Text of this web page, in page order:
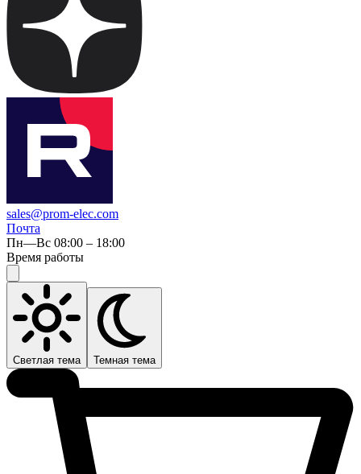
sales@prom-elec.com
Почта
Пн—Вс 08:00 – 18:00
Время работы
Светлая тема Темная тема